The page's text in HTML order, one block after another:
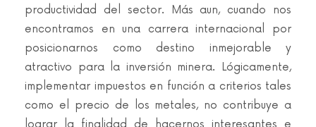
productividad del sector. Más aun, cuando nos
encontramos en una carrera internacional por
posicionarnos como destino inmejorable y
atractivo para la inversión minera. Lógicamente,
implementar impuestos en función a criterios tales
como el precio de los metales, no contribuye a